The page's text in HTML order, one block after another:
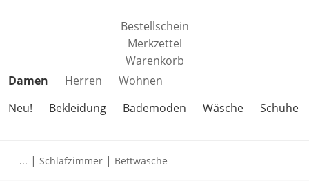
Bestellschein
Merkzettel
Warenkorb
Produktkategorien überspringen
Damen Herren
Wohnen
Neu!
Bekleidung Bademoden Wäsche Schuhe
... | Schlafzimmer | Bettwäsche